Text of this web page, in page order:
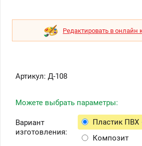
Редактировать в онлайн
Артикул: Д-108
Можете выбрать параметры:
Вариант
изготовления:
Пластик ПВХ
Композит